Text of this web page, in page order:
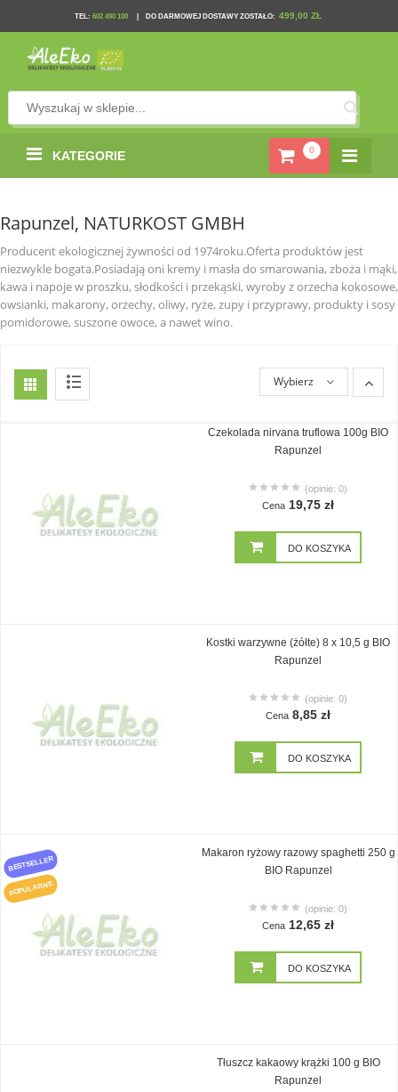
TEL: 602 490 100 DO DARMOWEJ DOSTAWY ZOSTAŁO: 499,00 ZŁ
0
KATEGORIE
Rapunzel, NATURKOST GMBH
Producent ekologicznej żywności od 1974roku.Oferta produktów jest
niezwykle bogata.Posiadają oni kremy i masła do smarowania, zboża i mąki,
kawa i napoje w proszku, słodkości i przekąski, wyroby z orzecha kokosowe,
owsianki, makarony, orzechy, oliwy, ryże, zupy i przyprawy, produkty i sosy
pomidorowe, suszone owoce, a nawet wino.
Wybierz
Czekolada nirvana truflowa 100g BIO
Rapunzel
(opinie: 0)
Cena 19,75 zł
DO KOSZYKA
Kostki warzywne (żółte) 8 x 10,5 g BIO
Rapunzel
(opinie: 0)
Cena 8,85 zł
DO KOSZYKA
BESTSELLER
POPULARNE
Makaron ryżowy razowy spaghetti 250 g
BIO Rapunzel
(opinie: 0)
Cena 12,65 zł
DO KOSZYKA
Tłuszcz kakaowy krążki 100 g BIO
Rapunzel